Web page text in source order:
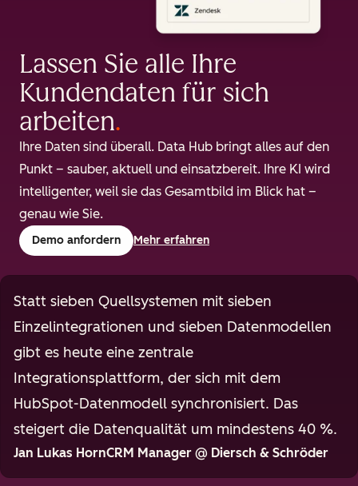
Lassen Sie alle Ihre
Kundendaten für sich
arbeiten.
Ihre Daten sind überall. Data Hub bringt alles auf den
Punkt – sauber, aktuell und einsatzbereit. Ihre KI wird
intelligenter, weil sie das Gesamtbild im Blick hat –
genau wie Sie.
Demo anfordern Mehr erfahren
Statt sieben Quellsystemen mit sieben
Einzelintegrationen und sieben Datenmodellen
gibt es heute eine zentrale
Integrationsplattform, der sich mit dem
HubSpot-Datenmodell synchronisiert. Das
steigert die Datenqualität um mindestens 40 %.
Jan Lukas HornCRM Manager @ Diersch & Schröder